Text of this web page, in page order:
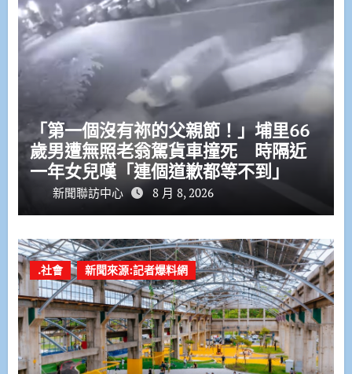
「第一個沒有祢的父親節！」埔里66
歲男遭無照老翁駕貨車撞死 時隔近
一年女兒嘆「連個道歉都等不到」
新聞聯訪中心 8 月 8, 2026
.社會 新聞來源:記者爆料網